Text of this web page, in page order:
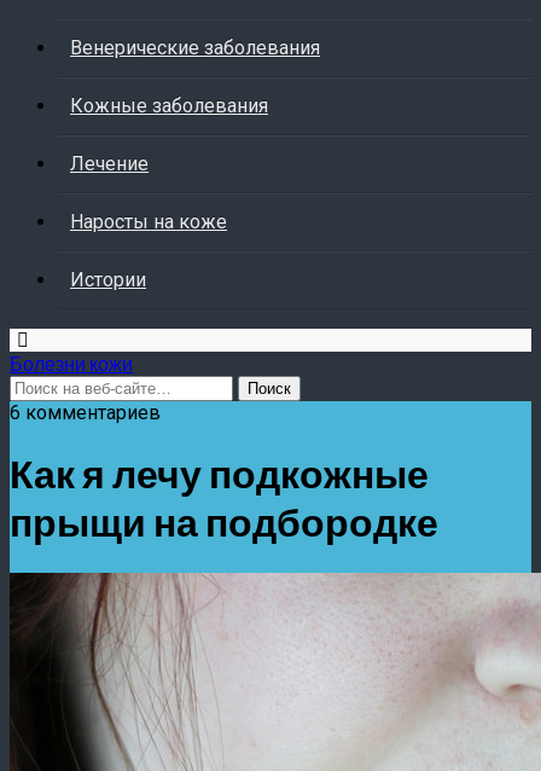
Венерические заболевания
Кожные заболевания
Лечение
Наросты на коже
Истории
Болезни кожи
6 комментариев
Как я лечу подкожные
прыщи на подбородке